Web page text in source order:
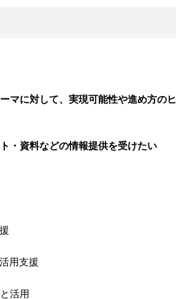
マに対して、実現可能性や進め方のヒ
・資料などの情報提供を受けたい
用支援
活用